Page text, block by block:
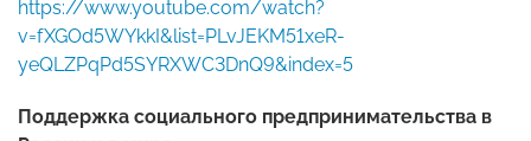
https://www.youtube.com/watch?
v=fXGOd5WYkkI&list=PLvJEKM51xeR-
yeQLZPqPd5SYRXWC3DnQ9&index=5
Поддержка социального предпринимательства в